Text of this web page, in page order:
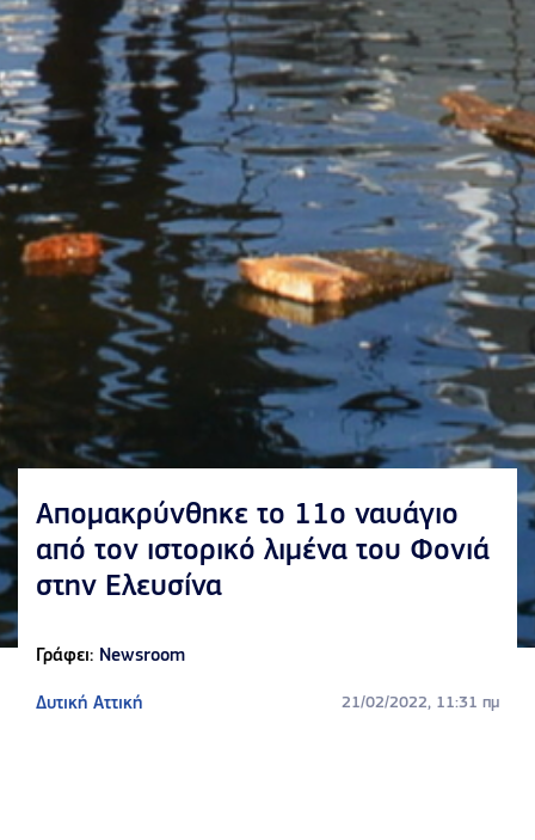
Απομακρύνθηκε το 11ο ναυάγιο
από τον ιστορικό λιμένα του Φονιά
στην Ελευσίνα
Γράφει: Newsroom
Δυτική Αττική 21/02/2022, 11:31 πμ